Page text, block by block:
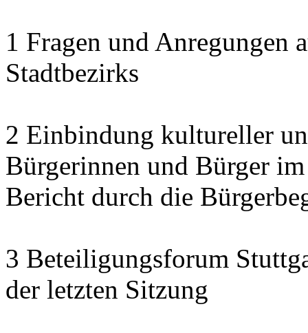
1 Fragen und Anregungen
Stadtbezirks
2 Einbindung kultureller
Bürgerinnen und Bürger
Bericht durch die
3 Beteiligungsforum
der letzten Sitzung